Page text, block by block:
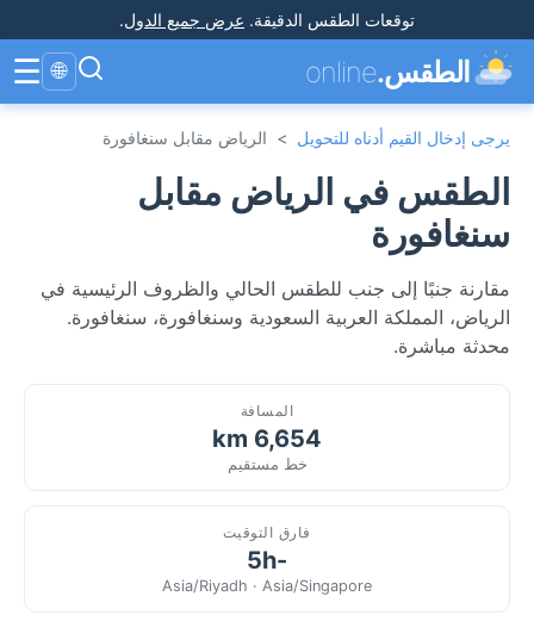
توقعات الطقس الدقيقة. عرض جميع الدول.
الطقس.online
🌐
☰
يرجى إدخال القيم أدناه للتحويل > الرياض مقابل سنغافورة
الطقس في الرياض مقابل
سنغافورة
مقارنة جنبًا إلى جنب للطقس الحالي والظروف الرئيسية في
الرياض، المملكة العربية السعودية وسنغافورة، سنغافورة.
محدثة مباشرة.
المسافة
6,654 km
خط مستقيم
فارق التوقيت
-5h
Asia/Riyadh · Asia/Singapore